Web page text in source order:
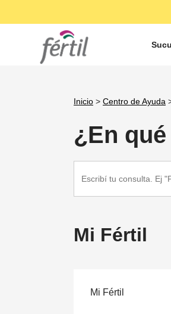
Inicio > Centro de Ayuda
¿En
Search
for:
Mi Fértil
Mi Fértil